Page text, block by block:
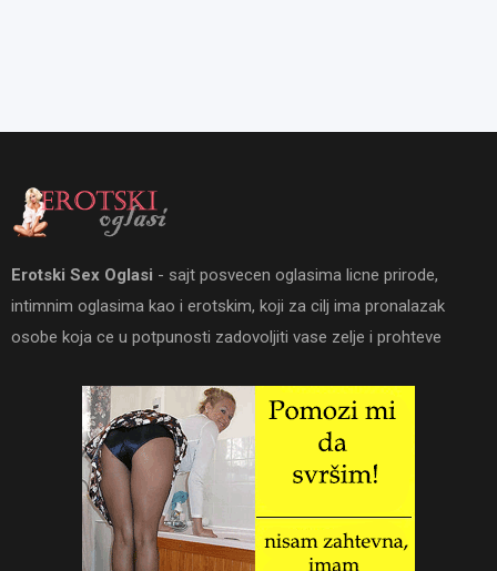
Erotski Sex Oglasi - sajt posvecen oglasima licne prirode,
intimnim oglasima kao i erotskim, koji za cilj ima pronalazak
osobe koja ce u potpunosti zadovoljiti vase zelje i prohteve